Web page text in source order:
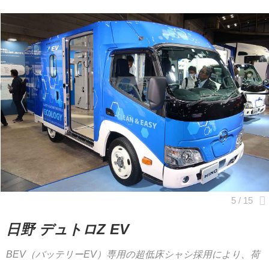
日野 デュトロZ EV
BEV（バッテリーEV）専用の超低床シャシ採用により、荷